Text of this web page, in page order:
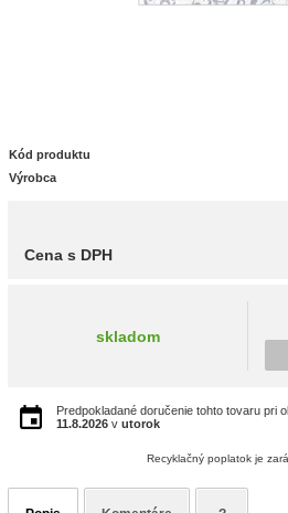
Kód produktu
Výrobca
Cena s DPH
skladom
Predpokladané doručenie tohto tovaru pri
11.8.2026 v utorok
Recyklačný poplatok je